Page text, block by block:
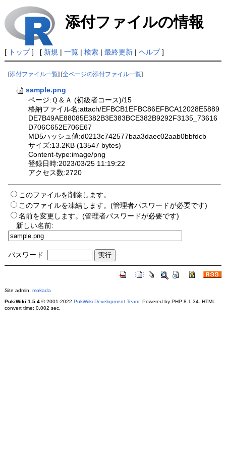
添付ファイルの情報
[ トップ] [ 新規 | 一覧| 検索| 最終更新| ヘルプ]
[添付ファイル一覧 ] [全ページの添付ファイル一覧
sample.png
ページ:Ｑ＆Ａ (初級者コース)/15
格納ファイル名:attach/EFBCB1EFBC86EFBCA12028E5889
DE7B49AE88085E382B3E383BCE382B9292F3135_73616
D706C652E706E67
MD5ハッシュ値:d0213c742577baa3daec02aab0bbfdcb
サイズ:13.2KB (13547 bytes)
Content-type:image/png
登録日時:2023/03/25 11:19:22
アクセス数:2720
このファイルを削除します。
このファイルを凍結します。(管理者パスワードが必要です)
名前を変更します。(管理者パスワードが必要です)
新しい名前:
パスワード:
Site admin: mokada
PukiWiki 1.5.4© 2001-2022 PukiWiki Development Team. Powered by PHP 8.1.34. HTML
convert time: 0.002 sec.